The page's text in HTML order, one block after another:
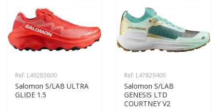
Ref: L49283600
Salomon S/LAB ULTRA
GLIDE 1.5
Ref: L47829400
Salomon S/LAB
GENESIS LTD
COURTNEY V2